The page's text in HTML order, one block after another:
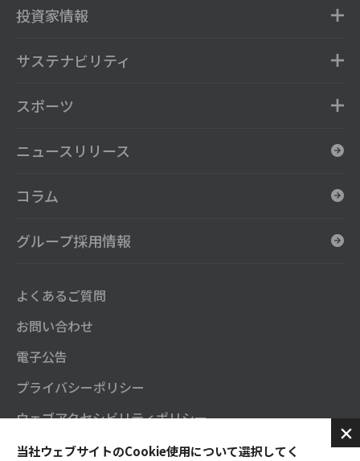
当社ウェブサイトのCookie使用について選択してく
投資家情報
サステナビリティ
スポーツ
ニュースリリース
コラム
グループ採用情報
よくあるご質問
お問い合わせ
電子公告
プライバシーポリシー
ウェブアクセシビリティポリシー
セガサミーグループソーシャルメディアポリシー